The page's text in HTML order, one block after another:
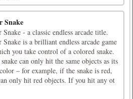
Snake
Snake - a classic endless arcade title.
Snake is a brilliant endless arcade game
you take control of a colored snake.
can only hit the same objects as its
– for example, if the snake is red,
only hit red objects. If you hit any ot